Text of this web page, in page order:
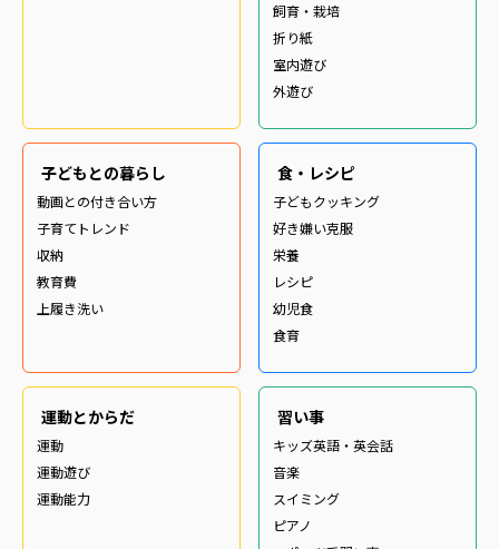
飼育・栽培
折り紙
室内遊び
外遊び
子どもとの暮らし
動画との付き合い方
子育てトレンド
収納
教育費
上履き洗い
食・レシピ
子どもクッキング
好き嫌い克服
栄養
レシピ
幼児食
食育
運動とからだ
運動
運動遊び
運動能力
習い事
キッズ英語・英会話
音楽
スイミング
ピアノ